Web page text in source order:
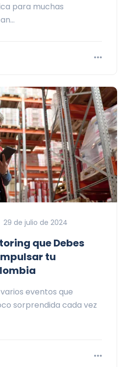
para muchas
29 de julio de 2024
que Debes
tu
eventos que
sorprendida cada vez